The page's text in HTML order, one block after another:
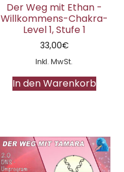
Der Weg mit Ethan -
Willkommens-Chakra-
Level 1, Stufe 1
33,00€
Inkl. MwSt.
In den Warenkorb